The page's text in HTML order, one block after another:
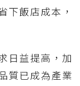
下飯店成本，
日益提高，加
質已成為產業